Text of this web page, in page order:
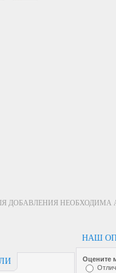
ДОБАВЛЕНИЯ НЕОБХОДИМА
НАШ
Оцените